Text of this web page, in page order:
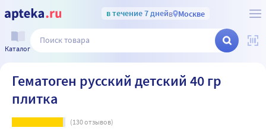
в течение 7 днейв Москве
Каталог
Гематоген русский детский 40 гр
плитка
(130отзывов)